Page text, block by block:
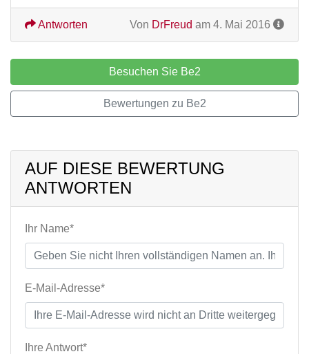
Von DrFreud am 4. Mai 2016
Antworten
Besuchen Sie Be2
Bewertungen zu Be2
AUF DIESE BEWERTUNG
ANTWORTEN
Ihr Name*
E-Mail-Adresse*
Ihre Antwort*